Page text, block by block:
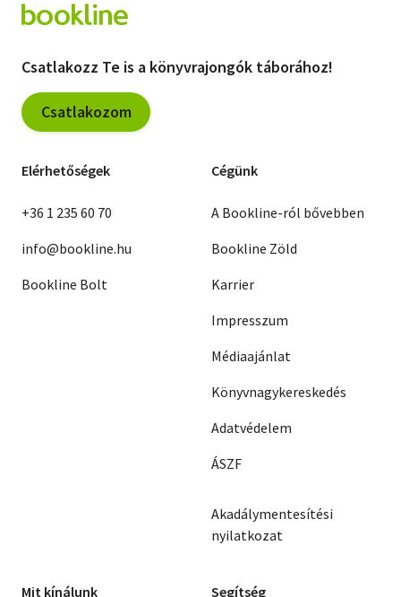
Csatlakozz Te is a könyvrajongók táborához!
Csatlakozom
Elérhetőségek
+36 1 235 60 70
info@bookline.hu
Bookline Bolt
Cégünk
A Bookline-ról bővebben
Bookline Zöld
Karrier
Impresszum
Médiaajánlat
Könyvnagykereskedés
Adatvédelem
ÁSZF
Akadálymentesítési
nyilatkozat
Mit kínálunk Segítség